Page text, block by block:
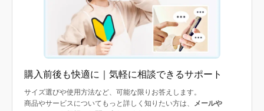
購入前後も快適に｜気軽に相談できるサポート
サイズ選びや使用方法など、可能な限りお答えします。
商品やサービスについてもっと詳しく知りたい方は、
メールや